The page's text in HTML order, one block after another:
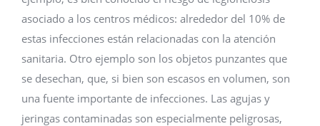
asociado a los centros médicos: alrededor del 10% de
estas infecciones están relacionadas con la atención
sanitaria. Otro ejemplo son los objetos punzantes que
se desechan, que, si bien son escasos en volumen, son
una fuente importante de infecciones. Las agujas y
jeringas contaminadas son especialmente peligrosas,